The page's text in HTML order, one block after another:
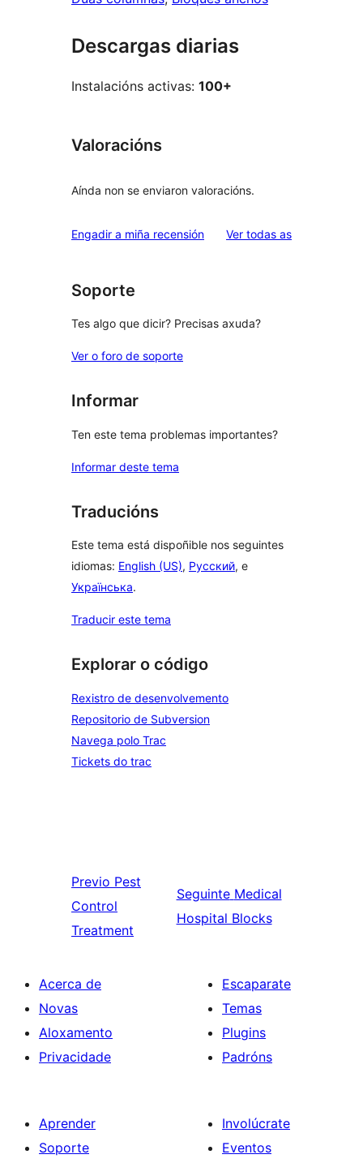
Descargas diarias
Instalacións activas: 100+
Valoracións
Aínda non se enviaron valoracións.
Engadir a miña recensión Ver todas asvaloracións
Soporte
Tes algo que dicir? Precisas axuda?
Ver o foro de soporte
Informar
Ten este tema problemas importantes?
Informar deste tema
Traducións
Este tema está dispoñible nos seguintes
idiomas: English (US), Русский, e
Українська.
Traducir este tema
Explorar o código
Rexistro de desenvolvemento
Repositorio de Subversion
Navega polo Trac
Tickets do trac
Previo Pest
Control
Treatment
Seguinte Medical
Hospital Blocks
Acerca de
Novas
Aloxamento
Privacidade
Escaparate
Temas
Plugins
Padróns
Aprender
Soporte
Involúcrate
Eventos